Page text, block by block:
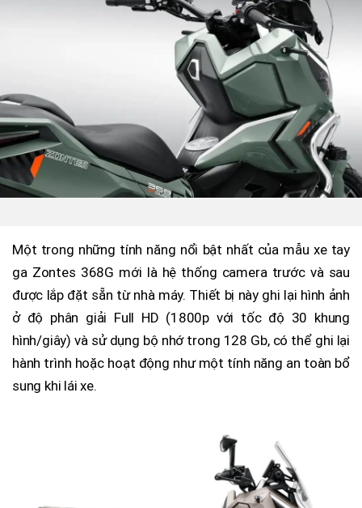
Một trong những tính năng nổi bật nhất của mẫu xe tay
ga Zontes 368G mới là hệ thống camera trước và sau
được lắp đặt sẵn từ nhà máy. Thiết bị này ghi lại hình ảnh
ở độ phân giải Full HD (1800p với tốc độ 30 khung
hình/giây) và sử dụng bộ nhớ trong 128 Gb, có thể ghi lại
hành trình hoặc hoạt động như một tính năng an toàn bổ
sung khi lái xe.